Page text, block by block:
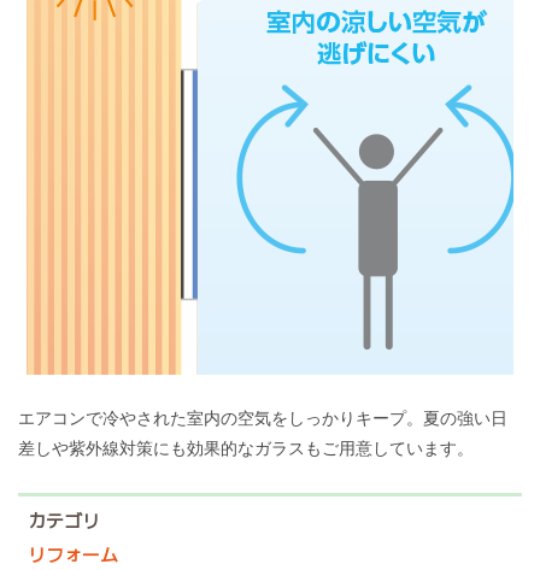
エアコンで冷やされた室内の空気をしっかりキープ。夏の強い日
差しや紫外線対策にも効果的なガラスもご用意しています。
カテゴリ
リフォーム